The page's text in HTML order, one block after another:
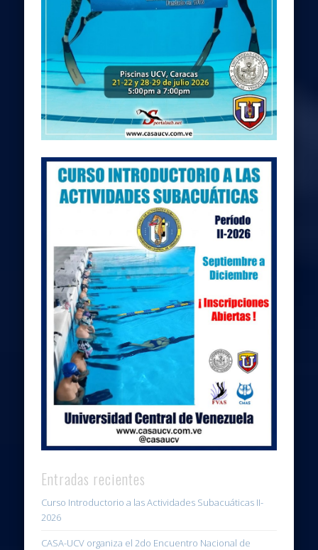
Entradas recientes
Curso Introductorio a las Actividades Subacuáticas II-
2026
CASA-UCV organiza el 2do Encuentro Nacional de